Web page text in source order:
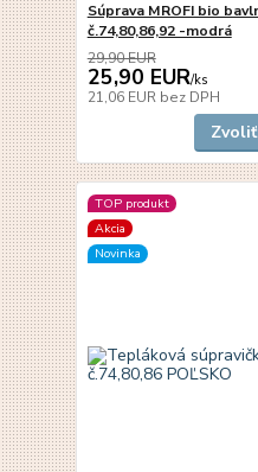
Súprava MROFI bio
č.74,80,86,92 -modrá
29,90 EUR
25,90 EUR/ks
21,06 EUR bez DPH
TOP produkt
Akcia
Novinka